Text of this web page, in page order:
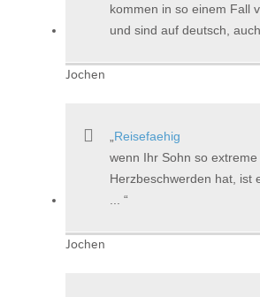
kommen in so einem Fall
und sind auf deutsch,
Jochen
Reisefaehig
wenn Ihr Sohn so extreme
Herzbeschwerden hat, ist
Jochen